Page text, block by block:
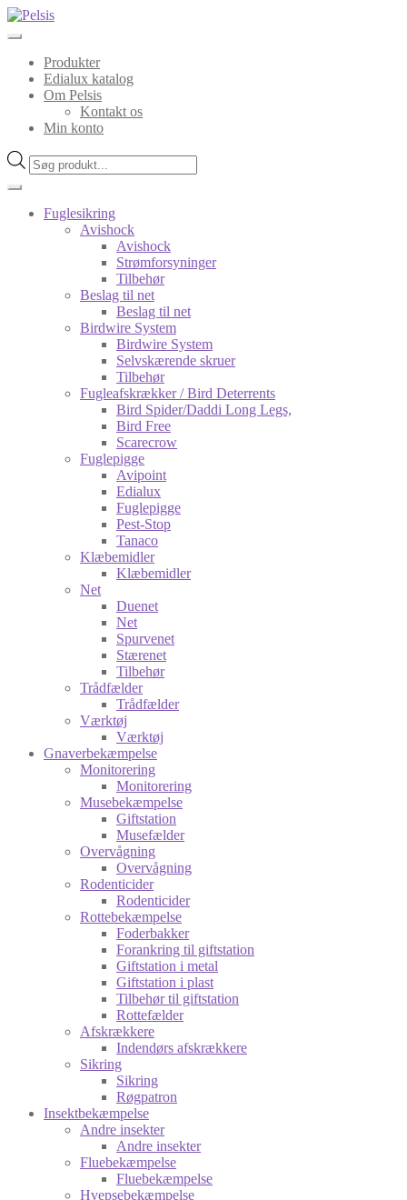
Spring
Spring
Produkter
Edialux katalog
Om Pelsis
Kontakt os
Min konto
Products
search
Fuglesikring
Avishock
Avishock
Strømforsyninger
Tilbehør
Beslag til net
Beslag til net
Birdwire System
Birdwire System
Selvskærende skruer
Tilbehør
Fugleafskrækker / Bird Deterrents
Bird Spider/Daddi Long Legs,
Bird Free
Scarecrow
Fuglepigge
Avipoint
Edialux
Fuglepigge
Pest-Stop
Tanaco
Klæbemidler
Klæbemidler
Net
Duenet
Net
Spurvenet
Stærenet
Tilbehør
Trådfælder
Trådfælder
Værktøj
Værktøj
Gnaverbekæmpelse
Monitorering
Monitorering
Musebekæmpelse
Giftstation
Musefælder
Overvågning
Overvågning
Rodenticider
Rodenticider
Rottebekæmpelse
Foderbakker
Forankring til giftstation
Giftstation i metal
Giftstation i plast
Tilbehør til giftstation
Rottefælder
Afskrækkere
Indendørs afskrækkere
Sikring
Sikring
Røgpatron
Insektbekæmpelse
Andre insekter
Andre insekter
Fluebekæmpelse
Fluebekæmpelse
Hvepsebekæmpelse